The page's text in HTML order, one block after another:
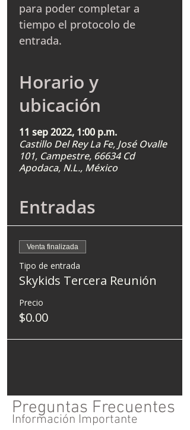
para poder completar a
tiempo el protocolo de
entrada.
Horario y
ubicación
11 sep 2022, 1:00 p.m.
Castillo Del Rey La Fe, José Ovalle
101, Campestre, 66634 Cd
Apodaca, N.L., México
Entradas
Venta finalizada
Tipo de entrada
Skykids Tercera Reunión
Precio
$0.00
Preguntas Frecuentes
Información Importante